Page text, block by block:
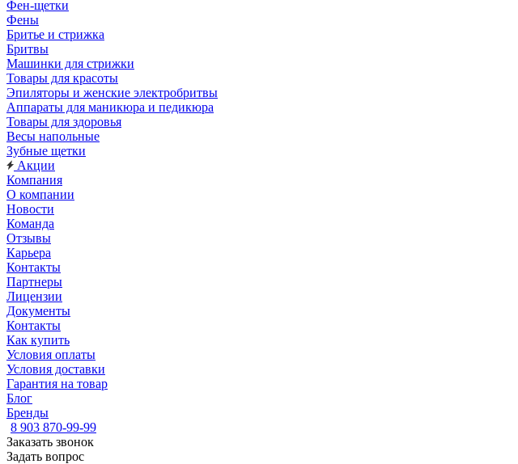
Фен-щетки
Фены
Бритье и стрижка
Бритвы
Машинки для стрижки
Товары для красоты
Эпиляторы и женские электробритвы
Аппараты для маникюра и педикюра
Товары для здоровья
Весы напольные
Зубные щетки
Акции
Компания
О компании
Новости
Команда
Отзывы
Карьера
Контакты
Партнеры
Лицензии
Документы
Контакты
Как купить
Условия оплаты
Условия доставки
Гарантия на товар
Блог
Бренды
8 903 870-99-99
Заказать звонок
Задать вопрос